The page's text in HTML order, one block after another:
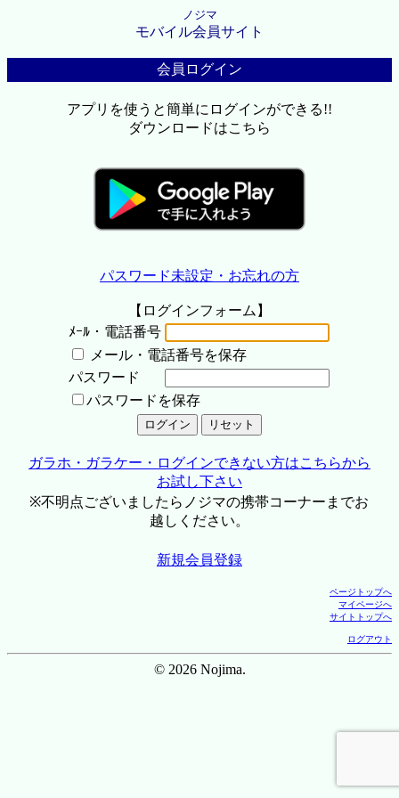
ノジマ
モバイル会員サイト
会員ログイン
アプリを使うと簡単にログインができる!!
ダウンロードはこちら
パスワード未設定・お忘れの方
【ログインフォーム】
ﾒｰﾙ・電話番号
メール・電話番号を保存
パスワード
パスワードを保存
ガラホ・ガラケー・ログインできない方はこちらから
お試し下さい
※不明点ございましたらノジマの携帯コーナーまでお
越しください。
新規会員登録
ページトップへ
マイページへ
サイトトップへ
ログアウト
© 2026 Nojima.